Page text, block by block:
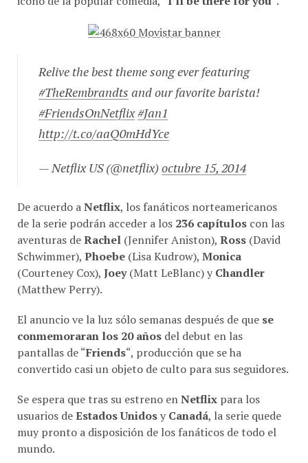
#TheRembrandtsand our favorite barista!
#FriendsOnNetflix #Jan1
http://t.co/aaQ0mHdYce
de la serie podrán acceder a los236 capítuloscon las
aventuras deRachel(Jennifer Aniston),Ross (David
Schwimmer),Phoebe(Lisa Kudrow),Monica
(Courteney Cox),Joey (Matt LeBlanc) yChandler
(Matthew Perry).
conmemoraran los 20 añosdel debut en las
pantallas de “Friends“, producción que se ha
convertido casi un objeto de culto para sus seguidores.
usuarios deEstados UnidosyCanadá, la serie quede
muy pronto a disposición de los fanáticos de todo el
mundo.